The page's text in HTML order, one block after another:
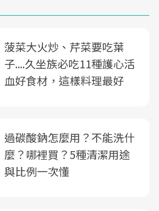
菠菜大火炒、芹菜要吃葉
子....久坐族必吃11種護心活
血好食材，這樣料理最好
過碳酸鈉怎麼用？不能洗什
麼？哪裡買？5種清潔用途
與比例一次懂